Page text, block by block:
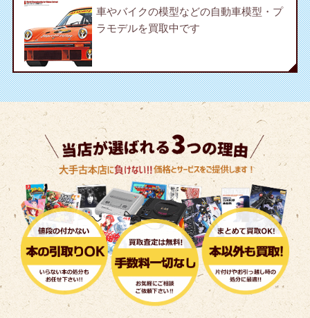
車やバイクの模型などの自動車模型・プ
ラモデルを買取中です